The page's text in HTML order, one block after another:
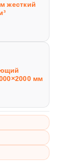
жесткий
мм